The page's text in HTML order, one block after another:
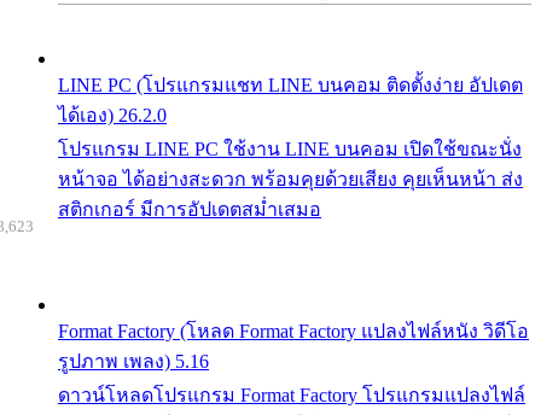
LINE PC (โปรแกรมแชท LINE บนคอม ติดตั้งง่าย อัปเดต
ได้เอง) 26.2.0
โปรแกรม LINE PC ใช้งาน LINE บนคอม เปิดใช้ขณะนั่ง
หน้าจอ ได้อย่างสะดวก พร้อมคุยด้วยเสียง คุยเห็นหน้า ส่ง
สติกเกอร์ มีการอัปเดตสม่ำเสมอ
Format Factory (โหลด Format Factory แปลงไฟล์หนัง วิดีโอ
รูปภาพ เพลง) 5.16
ดาวน์โหลดโปรแกรม Format Factory โปรแกรมแปลงไฟล์